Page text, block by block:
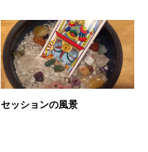
セッションの風景